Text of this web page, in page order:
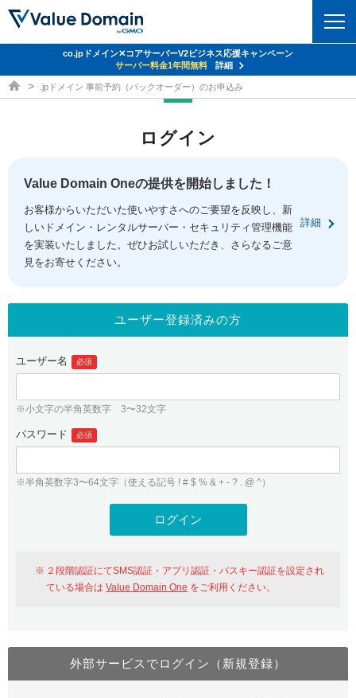
ドメイントップ
ドメイン移管
ドメイン価格一覧
ドメイン一括検索
.jpドメインオークション
gTLDオークション NEW!
.jpドメインバックオーダー
プレミアムドメイン
人気ドメインの種類
WHOIS検索
コアサーバー
バリューサーバー
XREA
セキュリティトップ
Value Domain ネットde診断
SSL証明書
サービストップ
お得意様割引
紹介制度
バリュードメインAPI
ドメイン・ホスティングOEM
facebook
ログイン
従来のバリュードメインをご利用希望の方
Value Domainにログイン
おすすめ One レンタルサーバーを含む最新の機能を使う方
Value Domain Oneにログイン
ユーザー登録
co.jpドメイン✕コアサーバーV2ビジネス応援キャンペーン
サーバー料金1年間無料
詳細
ドメイン取得ならバリュードメイン
.jpドメイン 事前予約（バックオーダー）のお申込み
ログイン
Value Domain Oneの提供を開始しました！
お客様からいただいた使いやすさへのご要望を反映し、新
しいドメイン・レンタルサーバー・セキュリティ管理機能
を実装いたしました。ぜひお試しいただき、さらなるご意
見をお寄せください。
詳細
ユーザー登録済みの方
ユーザー名 必須
※小文字の半角英数字 3〜32文字
パスワード 必須
※半角英数字3〜64文字（使える記号 ! # $ % & + - ? . @ ^）
２段階認証にてSMS認証・アプリ認証・パスキー認証を設定され
ている場合はValue Domain One をご利用ください。
外部サービスでログイン（新規登録）